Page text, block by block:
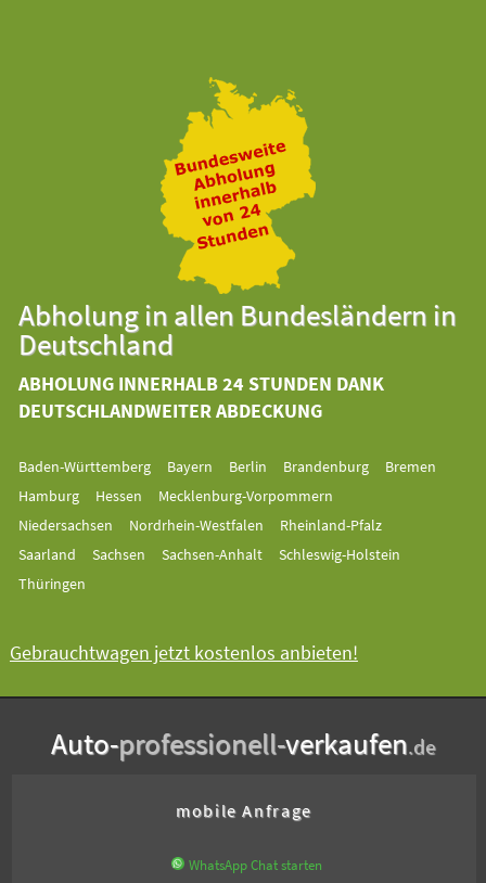
Abholung in allen Bundesländern in
Deutschland
ABHOLUNG INNERHALB 24 STUNDEN DANK
DEUTSCHLANDWEITER ABDECKUNG
Baden-Württemberg Bayern Berlin Brandenburg
Bremen
Hamburg
Hessen
Mecklenburg-Vorpommern
Niedersachsen
Nordrhein-Westfalen
Rheinland-Pfalz
Saarland
Sachsen Sachsen-Anhalt
Schleswig-Holstein
Thüringen
Gebrauchtwagen jetzt kostenlos anbieten!
Auto-professionell-verkaufen.de
mobile Anfrage
WhatsApp Chat starten